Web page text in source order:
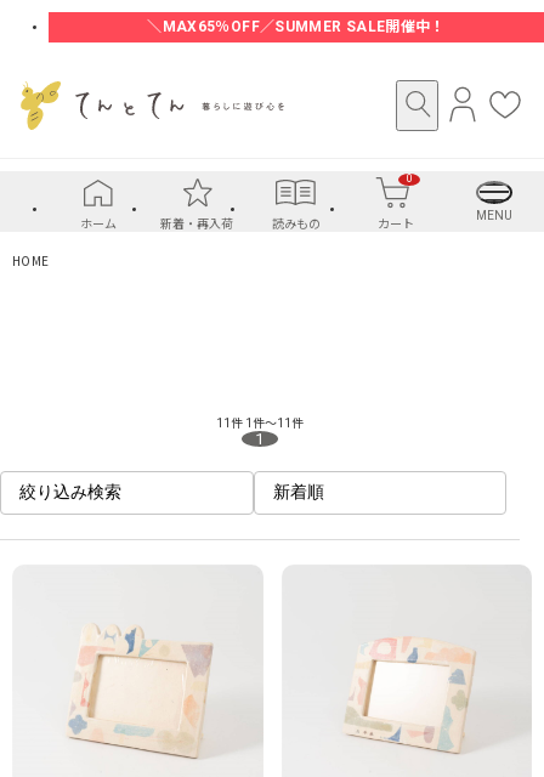
＼MAX65％OFF／SUMMER SALE開催中！
に
入
り
ホーム 新着・再入荷 読みもの カート
0
MENU
HOME
11件 1件～11件
1
絞り込み検索 新着順